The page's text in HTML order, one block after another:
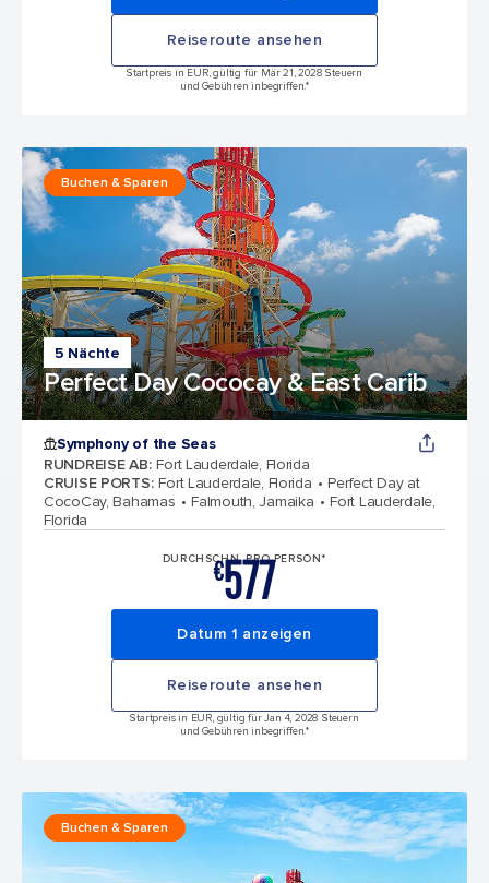
Reiseroute ansehen
Startpreis in EUR, gültig für Mär 21, 2028 Steuern
und Gebühren inbegriffen.*
5 Nächte
Perfect Day Cococay & East Carib
Buchen & Sparen
Symphony of the Seas
RUNDREISE AB: Fort Lauderdale, Florida
CRUISE PORTS: Fort Lauderdale, Florida
Perfect Day at
CocoCay, Bahamas
Falmouth, Jamaika
Fort Lauderdale,
Florida
DURCHSCHN. PRO PERSON*
€577
Datum 1 anzeigen
Reiseroute ansehen
Startpreis in EUR, gültig für Jan 4, 2028 Steuern
und Gebühren inbegriffen.*
Buchen & Sparen